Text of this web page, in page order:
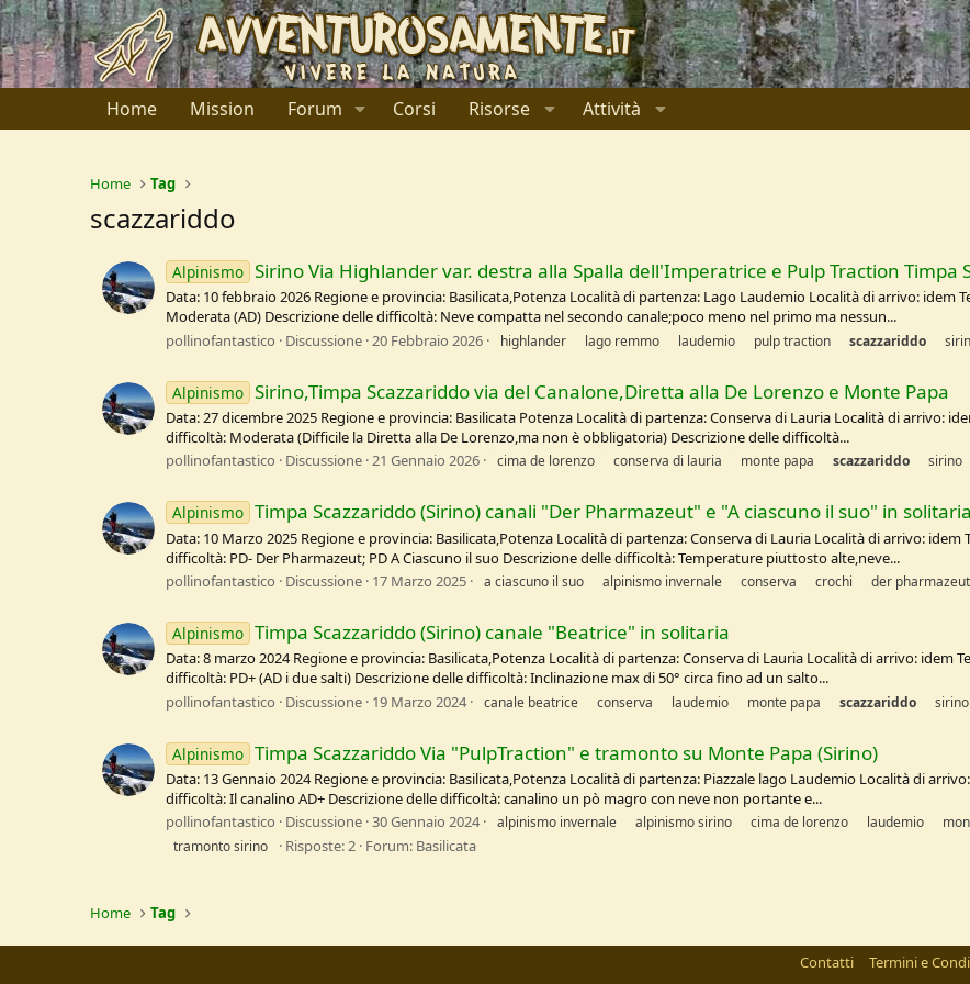
Home Mission Forum Corsi Risorse Attività
Home Tag
scazzariddo
Alpinismo Sirino Via Highlander var. destra alla Spalla dell'Imperatrice e Pulp Traction Timpa
Data: 10 febbraio 2026 Regione e provincia: Basilicata,Potenza Località di partenza: Lago Laudemio Località di arrivo:
Moderata (AD) Descrizione delle difficoltà: Neve compatta nel secondo canale;poco meno nel primo ma nessun...
pollinofantastico
Discussione 20 Febbraio 2026 highlander lago remmo laudemio pulp traction scazzariddo
Alpinismo Sirino,Timpa Scazzariddo via del Canalone,Diretta alla De Lorenzo e Monte Papa
Data: 27 dicembre 2025 Regione e provincia: Basilicata Potenza Località di partenza: Conserva di Lauria Località di arrivo:
difficoltà: Moderata (Difficile la Diretta alla De Lorenzo,ma non è obbligatoria) Descrizione delle difficoltà...
pollinofantastico
Discussione 21 Gennaio 2026 cima de lorenzo conserva di lauria monte papa scazzariddo sirino
Alpinismo Timpa Scazzariddo (Sirino) canali "Der Pharmazeut" e "A ciascuno il suo" in solitaria
Data: 10 Marzo 2025 Regione e provincia: Basilicata,Potenza Località di partenza: Conserva di Lauria Località di arrivo:
difficoltà: PD- Der Pharmazeut; PD A Ciascuno il suo Descrizione delle difficoltà: Temperature piuttosto alte,neve...
pollinofantastico
Discussione 17 Marzo 2025 a ciascuno il suo alpinismo invernale conserva crochi der pharmazeut
Alpinismo Timpa Scazzariddo (Sirino) canale "Beatrice" in solitaria
Data: 8 marzo 2024 Regione e provincia: Basilicata,Potenza Località di partenza: Conserva di Lauria Località di arrivo: idem
difficoltà: PD+ (AD i due salti) Descrizione delle difficoltà: Inclinazione max di 50° circa fino ad un salto...
pollinofantastico
Discussione 19 Marzo 2024 canale beatrice conserva laudemio monte papa scazzariddo sirino
Alpinismo Timpa Scazzariddo Via "PulpTraction" e tramonto su Monte Papa (Sirino)
Data: 13 Gennaio 2024 Regione e provincia: Basilicata,Potenza Località di partenza: Piazzale lago Laudemio Località di
difficoltà: Il canalino AD+ Descrizione delle difficoltà: canalino un pò magro con neve non portante e...
pollinofantastico
Discussione 30 Gennaio 2024 alpinismo invernale alpinismo sirino cima de lorenzo laudemio
tramonto sirino
Risposte: 2 Forum: Basilicata
Home Tag
Contatti Termini e